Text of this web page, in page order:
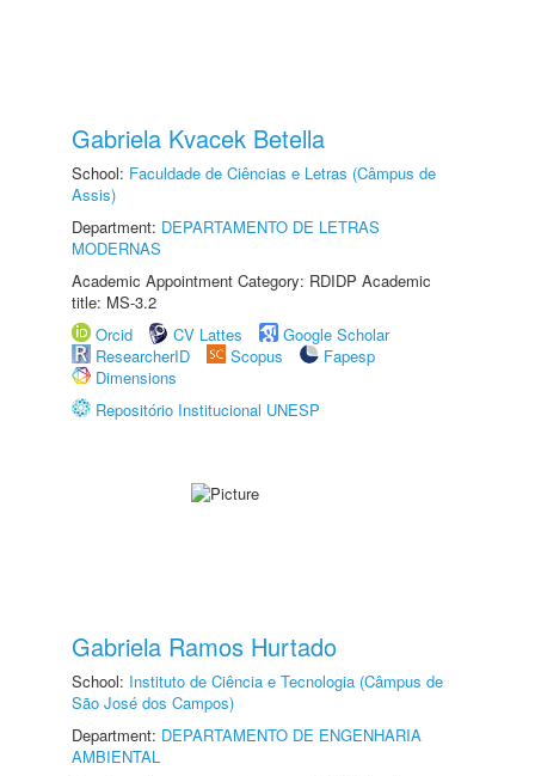
Gabriela Kvacek Betella
School: Faculdade de Ciências e Letras (Câmpus de
Assis)
Department: DEPARTAMENTO DE LETRAS
MODERNAS
Academic Appointment Category: RDIDP Academic
title: MS-3.2
Orcid
CV Lattes
Google Scholar
ResearcherID
Scopus
Fapesp
Dimensions
Repositório Institucional UNESP
Gabriela Ramos Hurtado
School: Instituto de Ciência e Tecnologia (Câmpus de
São José dos Campos)
Department: DEPARTAMENTO DE ENGENHARIA
AMBIENTAL